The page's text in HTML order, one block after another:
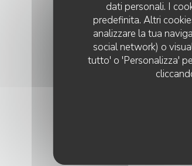
dati personali. I
predefinita. Altri
analizzare la tua
social network) o
tutto' o 'Personalizza'